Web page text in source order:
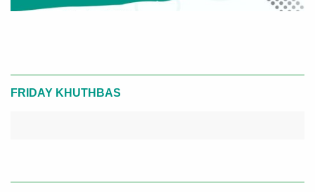
FRIDAY KHUTHBAS